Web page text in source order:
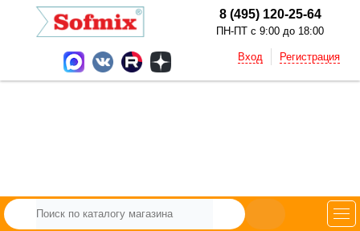
8 (495) 120-25-64
ПН-ПТ с 9:00 до 18:00
Вход Регистрация